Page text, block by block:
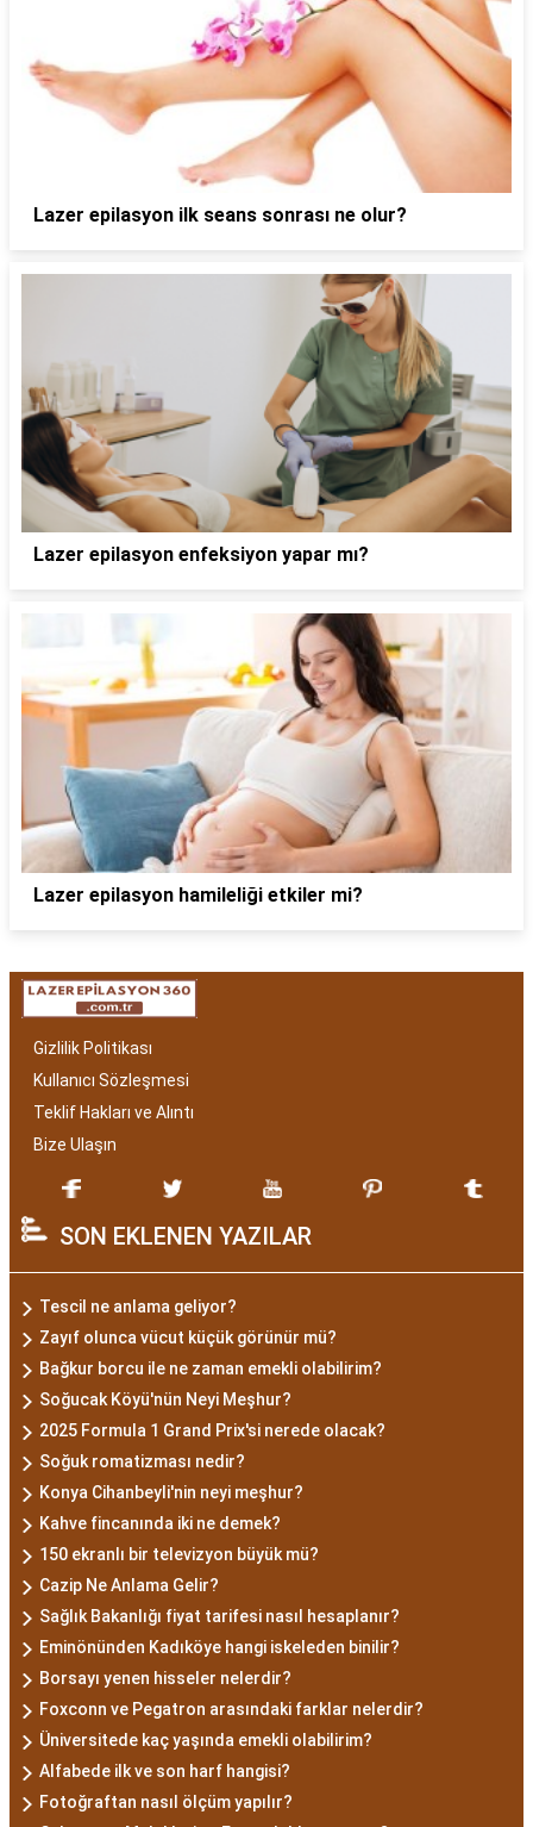
Lazer epilasyon ilk seans sonrası ne olur?
Lazer epilasyon enfeksiyon yapar mı?
Lazer epilasyon hamileliği etkiler mi?
Gizlilik Politikası
Kullanıcı Sözleşmesi
Teklif Hakları ve Alıntı
Bize Ulaşın
SON EKLENEN YAZILAR
Tescil ne anlama geliyor?
Zayıf olunca vücut küçük görünür mü?
Bağkur borcu ile ne zaman emekli olabilirim?
Soğucak Köyü'nün Neyi Meşhur?
2025 Formula 1 Grand Prix'si nerede olacak?
Soğuk romatizması nedir?
Konya Cihanbeyli'nin neyi meşhur?
Kahve fincanında iki ne demek?
150 ekranlı bir televizyon büyük mü?
Cazip Ne Anlama Gelir?
Sağlık Bakanlığı fiyat tarifesi nasıl hesaplanır?
Eminönünden Kadıköye hangi iskeleden binilir?
Borsayı yenen hisseler nelerdir?
Foxconn ve Pegatron arasındaki farklar nelerdir?
Üniversitede kaç yaşında emekli olabilirim?
Alfabede ilk ve son harf hangisi?
Fotoğraftan nasıl ölçüm yapılır?